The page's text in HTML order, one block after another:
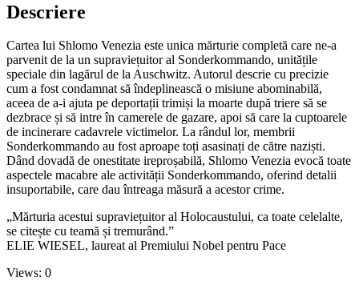
Descriere
Cartea lui Shlomo Venezia este unica mărturie completă care ne-a
parvenit de la un supraviețuitor al Sonderkommando, unitățile
speciale din lagărul de la Auschwitz. Autorul descrie cu precizie
cum a fost condamnat să îndeplinească o misiune abominabilă,
aceea de a-i ajuta pe deportații trimiși la moarte după triere să se
dezbrace și să intre în camerele de gazare, apoi să care la cuptoarele
de incinerare cadavrele victimelor. La rândul lor, membrii
Sonderkommando au fost aproape toți asasinați de către naziști.
Dând dovadă de onestitate ireproșabilă, Shlomo Venezia evocă toate
aspectele macabre ale activității Sonderkommando, oferind detalii
insuportabile, care dau întreaga măsură a acestor crime.
„Mărturia acestui supraviețuitor al Holocaustului, ca toate celelalte,
se citește cu teamă și tremurând.”
ELIE WIESEL, laureat al Premiului Nobel pentru Pace
Views: 0